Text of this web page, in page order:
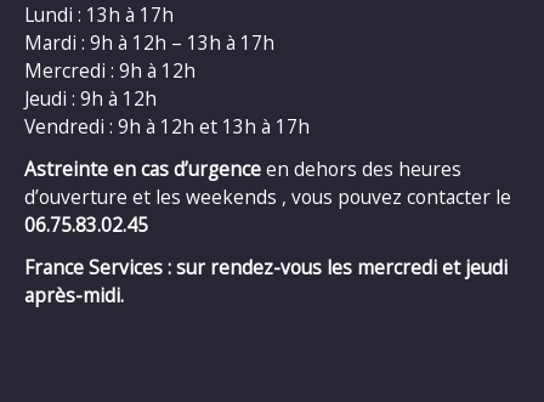
Lundi : 13h à 17h
Mardi : 9h à 12h – 13h à 17h
Mercredi : 9h à 12h
Jeudi : 9h à 12h
Vendredi : 9h à 12h et 13h à 17h
Astreinte en cas d’urgenceen dehors des heures
d’ouverture et les weekends , vous pouvez contacter le
06.75.83.02.45
France Services : sur rendez-vous les mercredi et jeudi
après-midi.